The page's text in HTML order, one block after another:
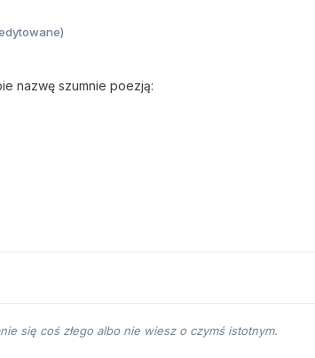
nazwę szumnie poezją:
się coś złego albo nie wiesz o czymś istotnym.